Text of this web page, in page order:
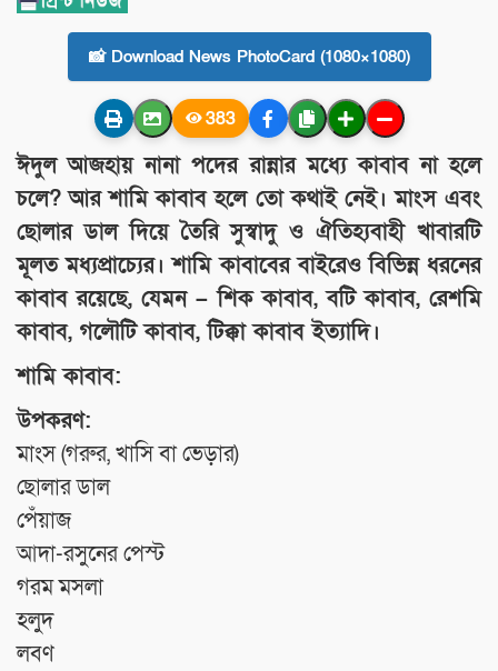
📸 Download News PhotoCard (1080×1080)
383
ঈদুল আজহায় নানা পদের রান্নার মধ্যে কাবাব না হলে
চলে? আর শামি কাবাব হলে তো কথাই নেই। মাংস এবং
ছোলার ডাল দিয়ে তৈরি সুস্বাদু ও ঐতিহ্যবাহী খাবারটি
মূলত মধ্যপ্রাচ্যের। শামি কাবাবের বাইরেও বিভিন্ন ধরনের
কাবাব রয়েছে, যেমন – শিক কাবাব, বটি কাবাব, রেশমি
কাবাব, গলৌটি কাবাব, টিক্কা কাবাব ইত্যাদি।
শামি কাবাব:
উপকরণ:
মাংস (গরুর, খাসি বা ভেড়ার)
ছোলার ডাল
পেঁয়াজ
আদা-রসুনের পেস্ট
গরম মসলা
হলুদ
লবণ